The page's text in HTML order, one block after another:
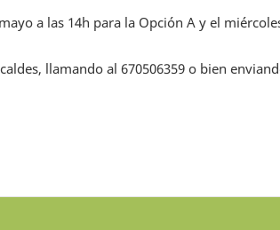
a las 14h para la Opción A y el
llamando al 670506359 o bien